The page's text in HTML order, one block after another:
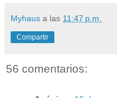
Myhaus a las 11:47 p.m.
Compartir
56 comentarios: